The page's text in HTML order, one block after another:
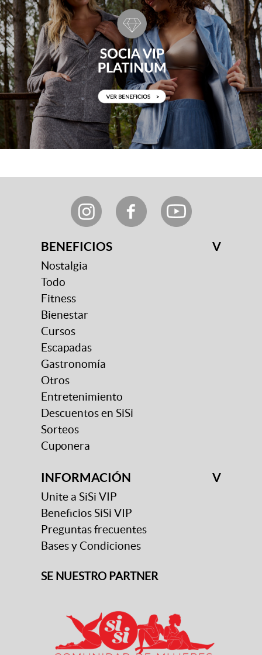
BENEFICIOS V
Nostalgia
Todo
Fitness
Bienestar
Cursos
Escapadas
Gastronomía
Otros
Entretenimiento
Descuentos en SiSi
Sorteos
Cuponera
INFORMACIÓN V
Unite a SiSi VIP
Beneficios SiSi VIP
Preguntas frecuentes
Bases y Condiciones
SE NUESTRO PARTNER